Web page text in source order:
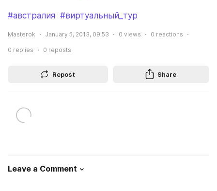
#австралия #виртуальный_тур
Masterok January 5, 2013, 09:53 0 views 0 reactions
0 replies 0 reposts
Repost Share
Leave a Comment